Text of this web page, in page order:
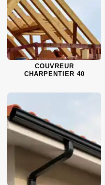
COUVREUR
CHARPENTIER 40